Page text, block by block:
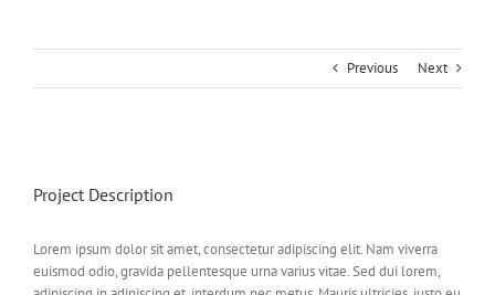
Previous Next
Project Description
Lorem ipsum dolor sit amet, consectetur adipiscing elit. Nam viverra
euismod odio, gravida pellentesque urna varius vitae. Sed dui lorem,